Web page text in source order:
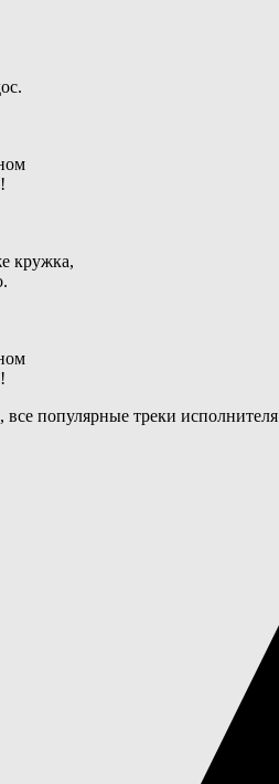
кружка,
популярные треки исполнителя